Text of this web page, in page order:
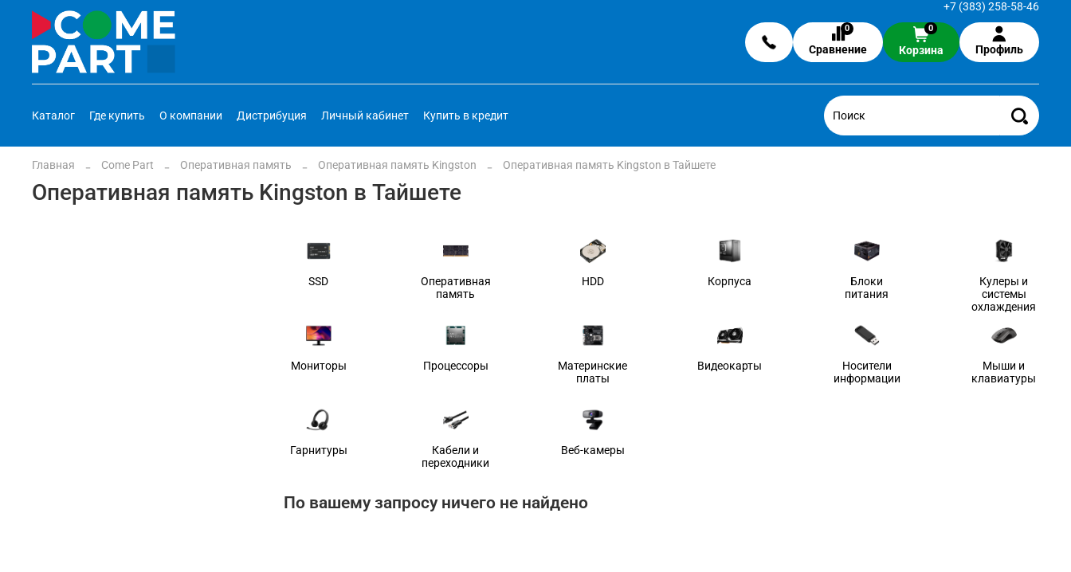
+7 (383) 258-58-46
0
Сравнение
0
Корзина Профиль
Каталог Где купить О компании Дистрибуция Личный кабинет Купить в кредит
Главная Come Part Оперативная память Оперативная память Kingston Оперативная память Kingston в Тайшете
Оперативная память Kingston в Тайшете
SSD
Оперативная
память
HDD Корпуса
Блоки
питания
Кулеры и
системы
охлаждения
Мониторы Процессоры
Материнские
платы
Видеокарты
Носители
информации
Мыши и
клавиатуры
Гарнитуры
Кабели и
переходники
Веб-камеры
По вашему запросу ничего не найдено